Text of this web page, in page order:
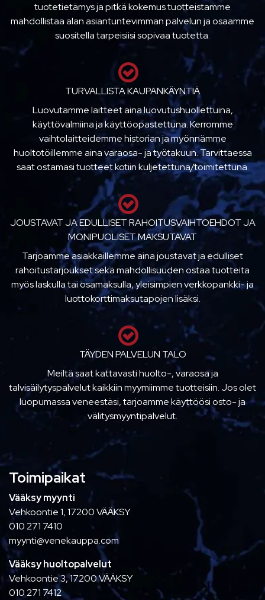
tuotetietämys ja pitkä kokemus tuotteistamme
mahdollistaa alan asiantuntevimman palvelun ja osaamme
suositella tarpeisiisi sopivaa tuotetta.
TURVALLISTA KAUPANKÄYNTIÄ
Luovutamme laitteet aina luovutushuollettuina,
käyttövalmiina ja käyttöopastettuna. Kerromme
vaihtolaitteidemme historian ja myönnämme
huoltotöillemme aina varaosa- ja työtakuun. Tarvittaessa
saat ostamasi tuotteet kotiin kuljetettuna/toimitettuna.
JOUSTAVAT JA EDULLISET RAHOITUSVAIHTOEHDOT JA
MONIPUOLISET MAKSUTAVAT
Tarjoamme asiakkaillemme aina joustavat ja edulliset
rahoitustarjoukset sekä mahdollisuuden ostaa tuotteita
myös laskulla tai osamaksulla, yleisimpien verkkopankki- ja
luottokorttimaksutapojen lisäksi.
TÄYDEN PALVELUN TALO
Meiltä saat kattavasti huolto-, varaosa ja
talvisäilytyspalvelut kaikkiin myymiimme tuotteisiin. Jos olet
luopumassa veneestäsi, tarjoamme käyttöösi osto- ja
välitysmyyntipalvelut.
Toimipaikat
Vääksy myynti
Vehkoontie 1, 17200 VÄÄKSY
010 271 7410
myynti@venekauppa.com
Vääksy huoltopalvelut
Vehkoontie 3, 17200 VÄÄKSY
010 271 7412